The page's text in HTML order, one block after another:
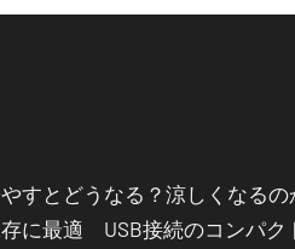
すとどうなる？涼しくなる
に最適 USB接続のコンパ